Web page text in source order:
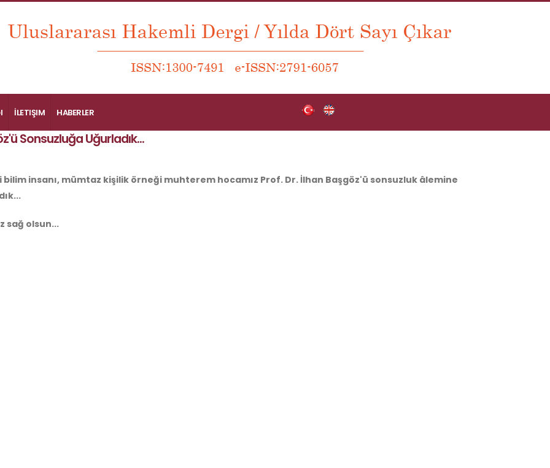
İLETIŞIM HABERLER
Sonsuzluğa Uğurladık...
bilim insanı, mümtaz kişilik örneği muhterem hocamız Prof. Dr. İlhan Başgöz'ü sonsuzluk âlemine
sağ olsun...